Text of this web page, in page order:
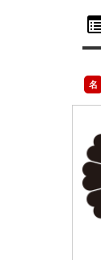
名